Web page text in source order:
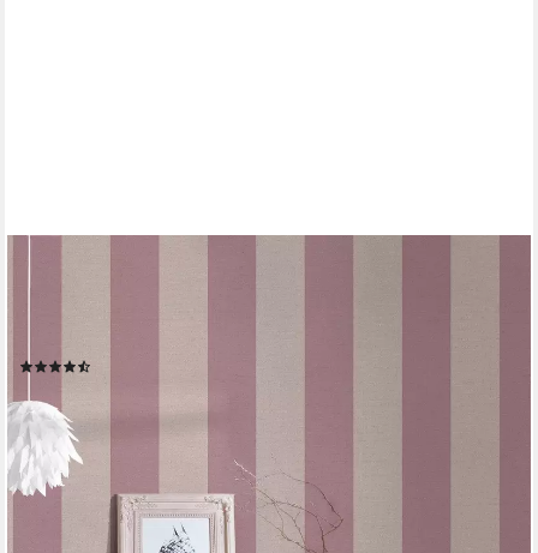
matt, gemustert, neutral, (1 St), Landhaus gestreift, PVC-Frei,
(4,17 €/ 1 qm)
-67%
lieferbar - in 4-5 Werktagen bei dir